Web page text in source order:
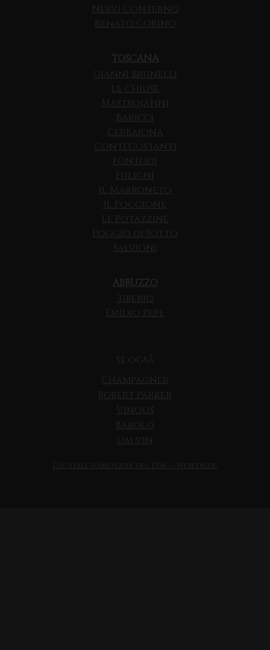
Nervi Conterno
Renato Corino
TOSCANA
Gianni Brunelli
Le Chiuse
Mastrojanni
Baricci
Cerbaiona
Conti Costanti
Fontodi
Fuligni
Il Marroneto
Il Poggione
Le Potazzine
Poggio di Sotto
Salvioni
ABRUZZO
Tiberio
Emidio Pepe
Se også
Champagner
Robert Parker
Vinous
Barolo
Om vin
Digitalt håndværk fra Fyn — Webfyn.dk